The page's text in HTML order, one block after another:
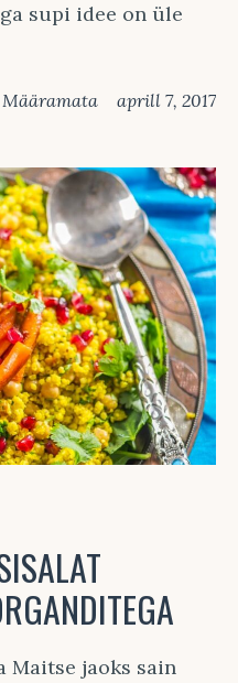
supi idee on üle
aprill 7, 2017
Määramata
Maitse jaoks sain